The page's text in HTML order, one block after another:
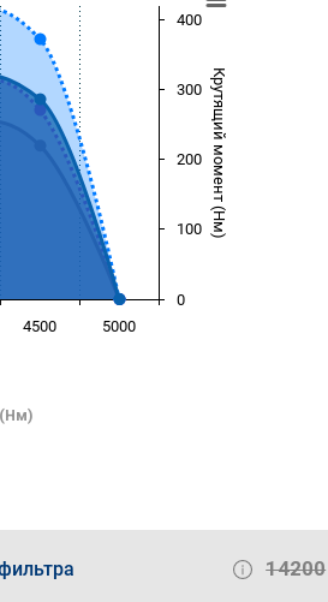
Крутящий момент (Нм)
4500 5000
0
100
200
300
400
14200